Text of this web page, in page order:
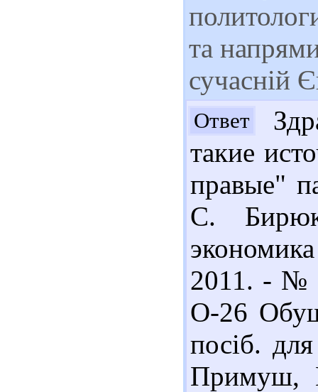
та
сучасній
Ответ
такие
правые"
С.
2011. - №
О-26
посіб.
Примуш,